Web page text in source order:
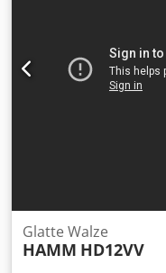
Zuverlässigkeit
Sie uns, und wir
beraten Sie gern auf
Glatte Walze
HAMM HD12VV